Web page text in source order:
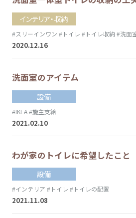
インテリア・収納
#スリーインワン #トイレ #トイレ収納 #洗面
2020.12.16
洗面室のアイテム
設備
#IKEA#施主支給
2021.02.10
わが家のトイレに希望したこと
設備
#インテリア #トイレ #トイレの配置
2021.11.08